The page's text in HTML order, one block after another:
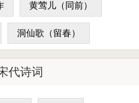
黄莺儿（同前）
洞仙歌（留春）
代诗词